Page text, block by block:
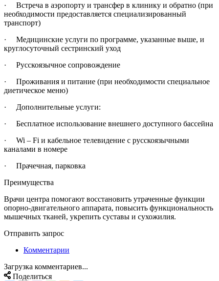
· Встреча в аэропорту и трансфер в клинику и обратно (при
необходимости предоставляется специализированный
транспорт)
· Медицинские услуги по программе, указанные выше, и
круглосуточный сестринский уход
· Русскоязычное сопровождение
· Проживания и питание (при необходимости специальное
диетическое меню)
· Дополнительные услуги:
· Бесплатное использование внешнего доступного бассейна
· Wi – Fi и кабельное телевидение c русскоязычными
каналами в номере
· Прачечная, парковка
Преимущества
Врачи центра помогают восстановить утраченные функции
опорно-двигательного аппарата, повысить функциональность
мышечных тканей, укрепить суставы и сухожилия.
Отправить запрос
Комментарии
Загрузка комментариев...
Поделиться